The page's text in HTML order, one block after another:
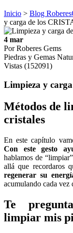
Inicio > Blog
y carga de los
4 mar
Por Roberes Gems
Piedras y Gemas
Vistas (152091)
Limpieza y
Métodos de
cristales
En este capítulo
Con este gesto
hablamos de
allá que recordaros
regenerar su
acumulando cada vez
Te
limpiar mis